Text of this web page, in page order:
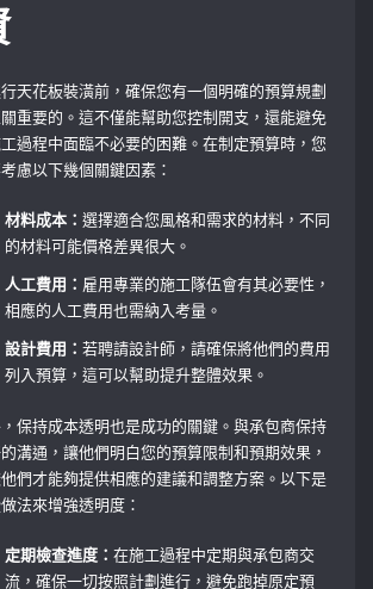
天花板裝潢前，確保您有一個明確的預算規劃
重要的。這不僅能幫助您控制開支，還能避免
過程中面臨不必要的困難。在制定預算時，您
慮以下幾個關鍵因素：
材料成本：選擇適合您風格和需求的材料，不同
的材料可能價格差異很大。
人工費用： 雇用專業的施工隊伍會有其必要性，
相應的人工費用也需納入考量。
設計費用：若聘請設計師，請確保將他們的費用
列入預算，這可以幫助提升整體效果。
保持成本透明也是成功的關鍵。與承包商保持
溝通，讓他們明白您的預算限制和預期效果，
們才能夠提供相應的建議和調整方案。以下是
法來增強透明度：
定期檢查進度：在施工過程中定期與承包商交
流，確保一切按照計劃進行，避免跑掉原定預